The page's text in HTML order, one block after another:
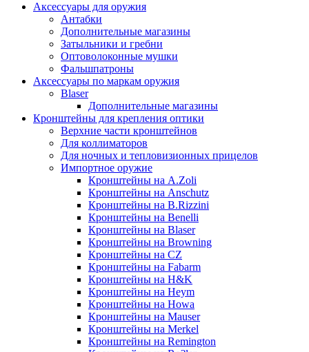
Аксессуары для оружия
Антабки
Дополнительные магазины
Затыльники и гребни
Оптоволоконные мушки
Фальшпатроны
Аксессуары по маркам оружия
Blaser
Дополнительные магазины
Кронштейны для крепления оптики
Верхние части кронштейнов
Для коллиматоров
Для ночных и тепловизионных прицелов
Импортное оружие
Кронштейны на A.Zoli
Кронштейны на Anschutz
Кронштейны на B.Rizzini
Кронштейны на Benelli
Кронштейны на Blaser
Кронштейны на Browning
Кронштейны на CZ
Кронштейны на Fabarm
Кронштейны на H&K
Кронштейны на Heym
Кронштейны на Howa
Кронштейны на Mauser
Кронштейны на Merkel
Кронштейны на Remington